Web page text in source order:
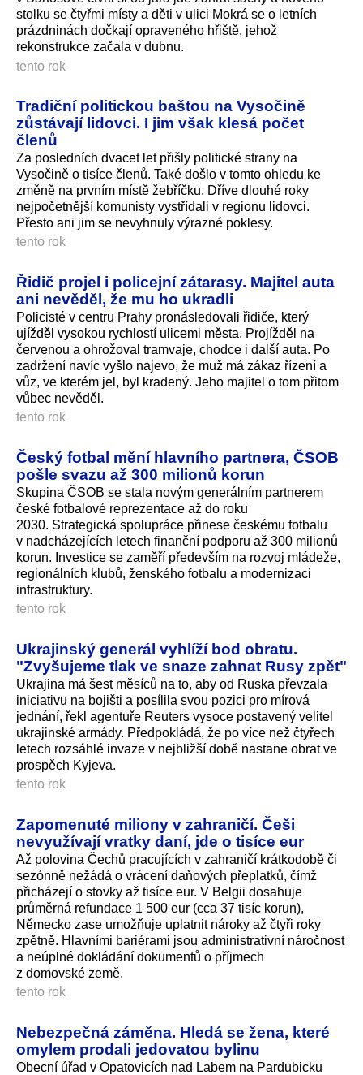
stolku se čtyřmi místy a děti v ulici Mokrá se o letních
prázdninách dočkají opraveného hřiště, jehož
rekonstrukce začala v dubnu.
tento rok
Tradiční politickou baštou na Vysočině
zůstávají lidovci. I jim však klesá počet
členů
Za posledních dvacet let přišly politické strany na
Vysočině o tisíce členů. Také došlo v tomto ohledu ke
změně na prvním místě žebříčku. Dříve dlouhé roky
nejpočetnější komunisty vystřídali v regionu lidovci.
Přesto ani jim se nevyhnuly výrazné poklesy.
tento rok
Řidič projel i policejní zátarasy. Majitel auta
ani nevěděl, že mu ho ukradli
Policisté v centru Prahy pronásledovali řidiče, který
ujížděl vysokou rychlostí ulicemi města. Projížděl na
červenou a ohrožoval tramvaje, chodce i další auta. Po
zadržení navíc vyšlo najevo, že muž má zákaz řízení a
vůz, ve kterém jel, byl kradený. Jeho majitel o tom přitom
vůbec nevěděl.
tento rok
Český fotbal mění hlavního partnera, ČSOB
pošle svazu až 300 milionů korun
Skupina ČSOB se stala novým generálním partnerem
české fotbalové reprezentace až do roku
2030. Strategická spolupráce přinese českému fotbalu
v nadcházejících letech finanční podporu až 300 milionů
korun. Investice se zaměří především na rozvoj mládeže,
regionálních klubů, ženského fotbalu a modernizaci
infrastruktury.
tento rok
Ukrajinský generál vyhlíží bod obratu.
"Zvyšujeme tlak ve snaze zahnat Rusy zpět"
Ukrajina má šest měsíců na to, aby od Ruska převzala
iniciativu na bojišti a posílila svou pozici pro mírová
jednání, řekl agentuře Reuters vysoce postavený velitel
ukrajinské armády. Předpokládá, že po více než čtyřech
letech rozsáhlé invaze v nejbližší době nastane obrat ve
prospěch Kyjeva.
tento rok
Zapomenuté miliony v zahraničí. Češi
nevyužívají vratky daní, jde o tisíce eur
Až polovina Čechů pracujících v zahraničí krátkodobě či
sezónně nežádá o vrácení daňových přeplatků, čímž
přicházejí o stovky až tisíce eur. V Belgii dosahuje
průměrná refundace 1 500 eur (cca 37 tisíc korun),
Německo zase umožňuje uplatnit nároky až čtyři roky
zpětně. Hlavními bariérami jsou administrativní náročnost
a neúplné dokládání dokumentů o příjmech
z domovské země.
tento rok
Nebezpečná záměna. Hledá se žena, které
omylem prodali jedovatou bylinu
Obecní úřad v Opatovicích nad Labem na Pardubicku